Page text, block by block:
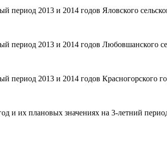
период 2013 и 2014 годов Яловского
период 2013 и 2014 годов Любовшанского
период 2013 и 2014 годов Красногорского
и их плановых значениях на 3-летний